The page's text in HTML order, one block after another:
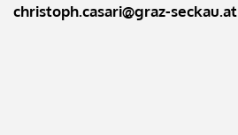
christoph.casari@graz-seckau.at